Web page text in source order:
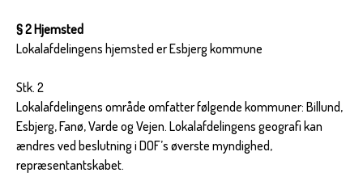
§ 2 Hjemsted
Lokalafdelingens hjemsted er Esbjerg kommune
Stk. 2
Lokalafdelingens område omfatter følgende kommuner: Billund,
Esbjerg, Fanø, Varde og Vejen. Lokalafdelingens geografi kan
ændres ved beslutning i DOF’s øverste myndighed,
repræsentantskabet.